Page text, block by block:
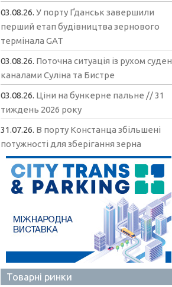
03.08.26.У порту Ґданськ завершили
перший етап будівництва зернового
термінала GAT
03.08.26. Поточна ситуація із рухом суден
каналами Суліна та Бистре
03.08.26. Ціни на бункерне пальне // 31
тиждень 2026 року
31.07.26. В порту Констанца збільшені
потужності для зберігання зерна
Товарні ринки